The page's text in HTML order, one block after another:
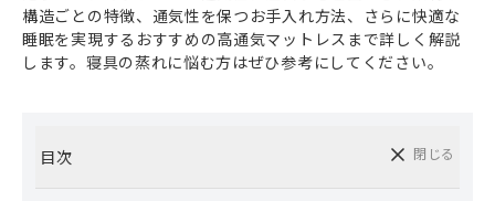
構造ごとの特徴、通気性を保つお手入れ方法、さらに快適な
睡眠を実現するおすすめの高通気マットレスまで詳しく解説
します。寝具の蒸れに悩む方はぜひ参考にしてください。
目次 閉じる